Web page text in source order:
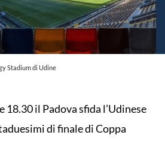
Stadium di Udine
18.30 il Padova sfida l’Udinese
di finale di Coppa